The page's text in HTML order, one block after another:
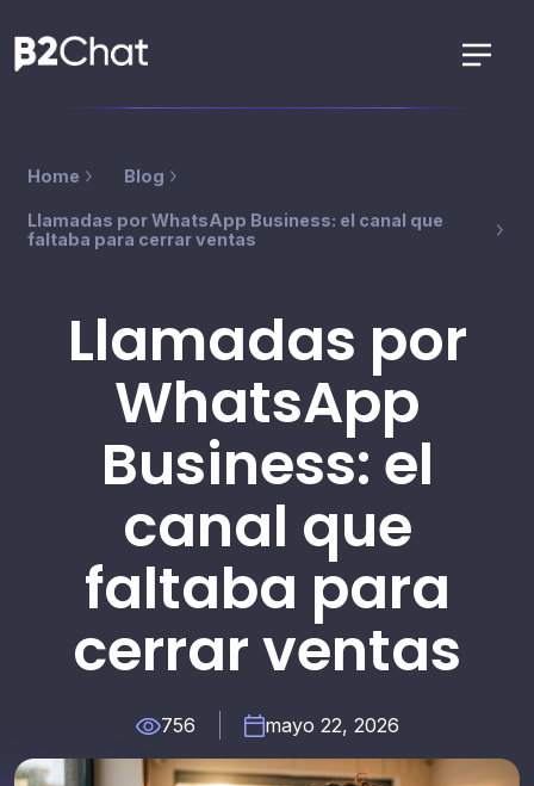
Home Blog
Llamadas por WhatsApp Business: el canal que
faltaba para cerrar ventas
Llamadas por
WhatsApp
Business: el
canal que
faltaba para
cerrar ventas
756 mayo 22, 2026